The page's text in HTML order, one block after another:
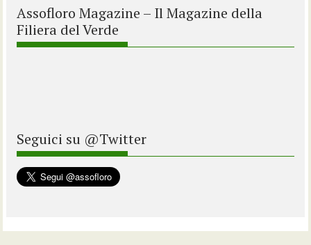
Assofloro Magazine – Il Magazine della
Filiera del Verde
Seguici su @Twitter